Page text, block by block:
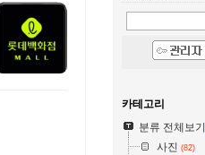
카테고리
분류 전체보기
사진 (82)